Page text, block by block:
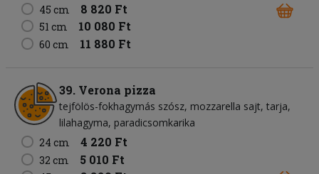
45 cm 8 820 Ft
51 cm 10 080 Ft
60 cm 11 880 Ft
39. Verona pizza
tejfölös-fokhagymás szósz mozzarella sajt tarja
lilahagyma paradicsomkarika
24 cm
4 220 Ft
32 cm 5 010 Ft